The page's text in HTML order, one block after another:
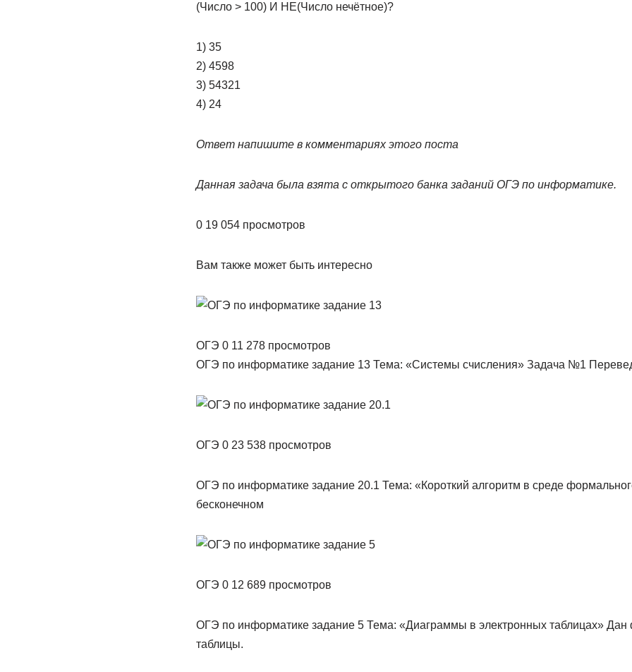
(Число > 100) И НЕ(Число нечётное)?
1) 35
2) 4598
3) 54321
4) 24
Ответ напишите в комментариях этого поста
Данная задача была взята с открытого банка заданий ОГЭ по информатике.
0 19 054 просмотров
Вам также может быть интересно
ОГЭ 0 11 278 просмотров
ОГЭ по информатике задание 13 Тема: «Системы счисления» Задача №1
ОГЭ 0 23 538 просмотров
ОГЭ по информатике задание 20.1 Тема: «Короткий алгоритм в среде
бесконечном
ОГЭ 0 12 689 просмотров
ОГЭ по информатике задание 5 Тема: «Диаграммы в электронных таблицах» Дан
таблицы.